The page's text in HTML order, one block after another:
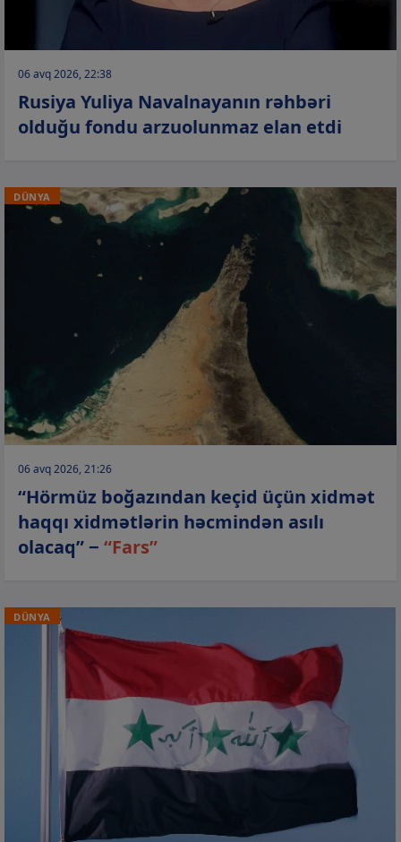
06 avq 2026, 22:38
Rusiya Yuliya Navalnayanın rəhbəri
olduğu fondu arzuolunmaz elan etdi
DÜNYA
06 avq 2026, 21:26
“Hörmüz boğazından keçid üçün xidmət
haqqı xidmətlərin həcmindən asılı
olacaq” − “Fars”
DÜNYA